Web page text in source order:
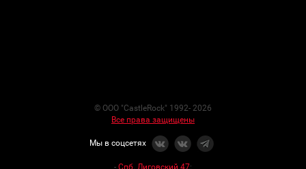
© ООО "CastleRock" 1992- 2026
Все права защищены
Мы в соцсетях
- Спб. Лиговский 47: